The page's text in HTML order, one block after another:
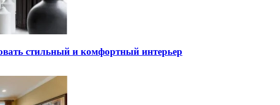
стильный и комфортный интерьер